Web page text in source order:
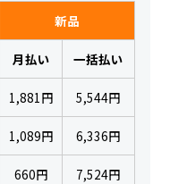
新品
月払い 一括払い
1,881円 5,544円
1,089円 6,336円
660円 7,524円